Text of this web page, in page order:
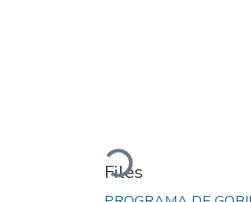
Loading...
Files